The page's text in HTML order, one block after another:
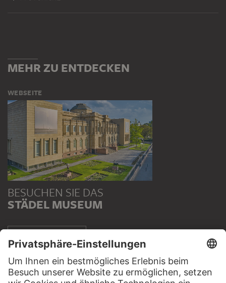
MEHR ZU ENTDECKEN
WEBSEITE
BESUCHEN SIE DAS
STÄDEL MUSEUM